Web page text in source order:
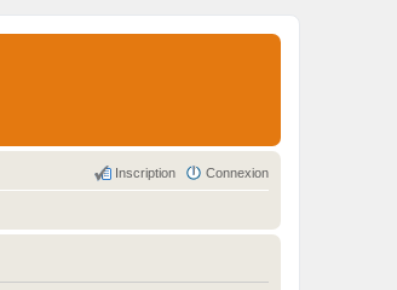
Connexion
Inscription